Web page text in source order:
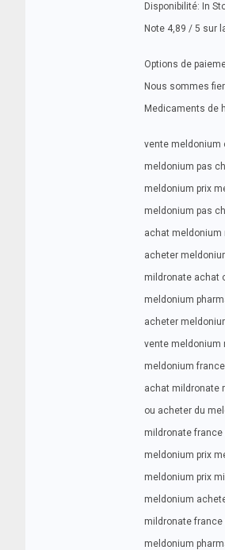
Disponibilité: In
Note 4,89 / 5 sur
Options de
Nous sommes
Medicaments de
vente meldonium
meldonium pas
meldonium prix
meldonium pas
achat
acheter
mildronate achat
meldonium
acheter
vente meldonium
meldonium
achat mildronate
ou acheter du
mildronate
meldonium prix
meldonium prix
meldonium
mildronate
meldonium